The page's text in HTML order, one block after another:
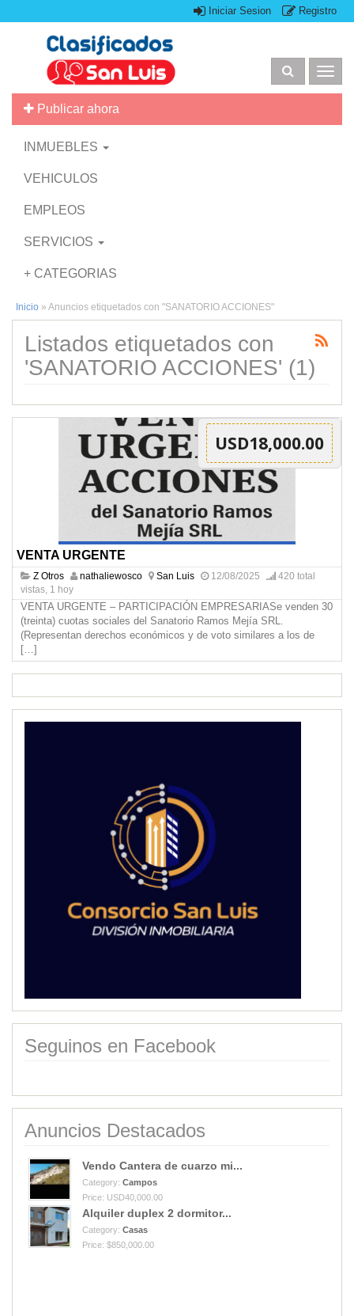
Iniciar Sesion Registro
Publicar ahora
INMUEBLES
VEHICULOS
EMPLEOS
SERVICIOS
+ CATEGORIAS
Inicio » Anuncios etiquetados con "SANATORIO ACCIONES"
Listados etiquetados con
'SANATORIO ACCIONES' (1)
USD18,000.00
VENTA URGENTE
Z Otros nathaliewosco San Luis 12/08/2025
420 total
vistas, 1 hoy
VENTA URGENTE – PARTICIPACIÓN EMPRESARIASe venden 30
(treinta) cuotas sociales del Sanatorio Ramos Mejía SRL.
(Representan derechos económicos y de voto similares a los de
[…]
Seguinos en Facebook
Anuncios Destacados
Vendo Cantera de cuarzo mi...
Category: Campos
Price: USD40,000.00
Alquiler duplex 2 dormitor...
Category: Casas
Price: $850,000.00